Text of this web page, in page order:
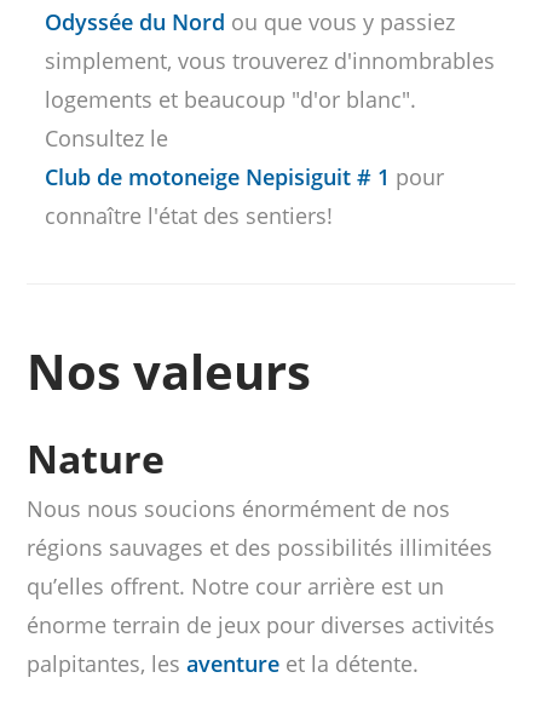
Odyssée du Nord ou que vous y passiez
simplement, vous trouverez d'innombrables
logements et beaucoup "d'or blanc".
Consultez le
Club de motoneige Nepisiguit # 1 pour
connaître l'état des sentiers!
Nos valeurs
Nature
Nous nous soucions énormément de nos
régions sauvages et des possibilités illimitées
qu’elles offrent. Notre cour arrière est un
énorme terrain de jeux pour diverses activités
palpitantes, lesaventure et la détente.